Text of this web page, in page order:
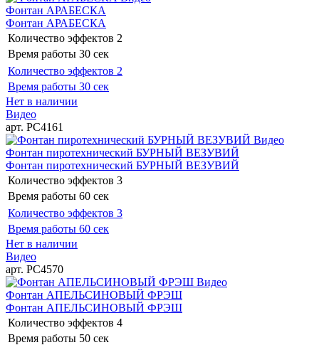
Фонтан АРАБЕСКА
Фонтан АРАБЕСКА
Количество эффектов 2
Время работы 30 сек
Количество эффектов 2
Время работы 30 сек
Нет в наличии
Видео
арт. РС4161
Видео
Фонтан пиротехнический БУРНЫЙ ВЕЗУВИЙ
Фонтан пиротехнический БУРНЫЙ ВЕЗУВИЙ
Количество эффектов 3
Время работы 60 сек
Количество эффектов 3
Время работы 60 сек
Нет в наличии
Видео
арт. РС4570
Видео
Фонтан АПЕЛЬСИНОВЫЙ ФРЭШ
Фонтан АПЕЛЬСИНОВЫЙ ФРЭШ
Количество эффектов 4
Время работы 50 сек